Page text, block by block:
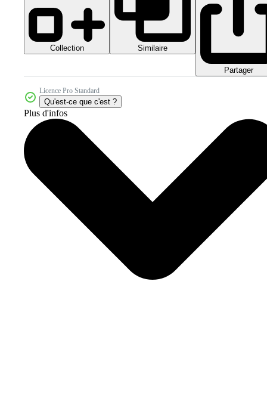
Collection Similaire
Partager
Licence Pro Standard
Qu'est-ce que c'est ?
Plus d'infos